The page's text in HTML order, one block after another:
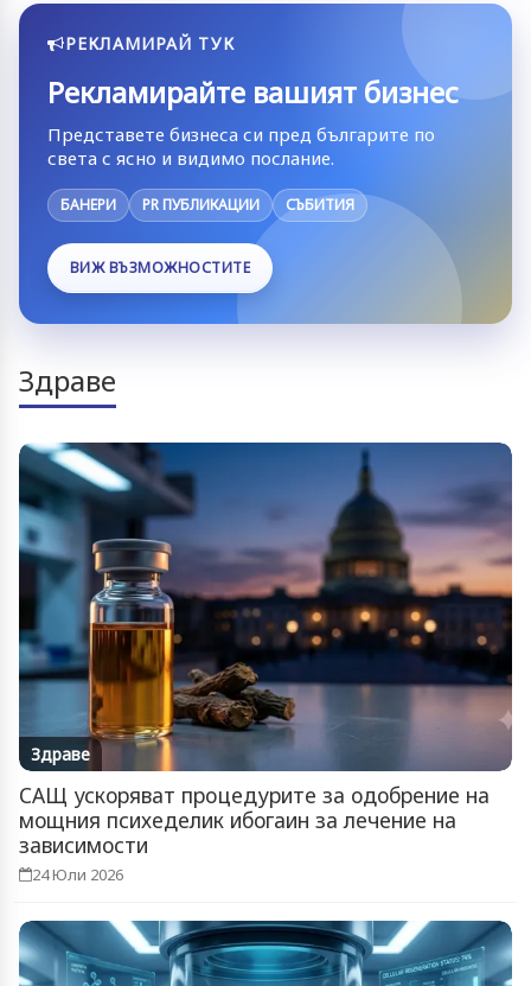
РЕКЛАМИРАЙ ТУК
Рекламирайте вашият бизнес
Представете бизнеса си пред българите по
света с ясно и видимо послание.
БАНЕРИ PR ПУБЛИКАЦИИ СЪБИТИЯ
ВИЖ ВЪЗМОЖНОСТИТЕ
Здраве
Здраве
САЩ ускоряват процедурите за одобрение на
мощния психеделик ибогаин за лечение на
зависимости
24 Юли 2026